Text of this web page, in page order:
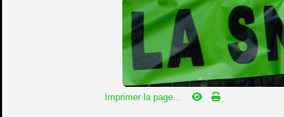
Imprimer la page...